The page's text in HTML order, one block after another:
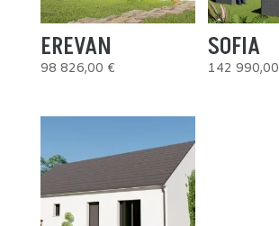
EREVAN
98 826,00 €
SOFIA
142 990,00